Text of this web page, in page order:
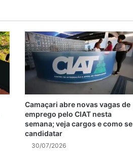
Camaçari abre novas vagas de
emprego pelo CIAT nesta
semana; veja cargos e como se
candidatar
30/07/2026